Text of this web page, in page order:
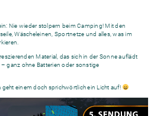
Nie wieder stolpern beim Camping! Mit den
Wäscheleinen, Sportnetze und alles, was im
Material, das sich in der Sonne auflädt
ganz ohne Batterien oder sonstige
einem doch sprichwörtlich ein Licht auf!